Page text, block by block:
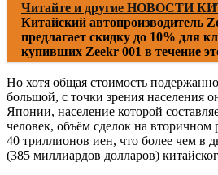
Читайте и другие НОВОСТИ
Китайский автопроизводитель
предлагает скидку до 10% для
купивших Zeekr 001 в течение
Но хотя общая стоимость
большой, с точки зрения населения
Японии, население которой
человек, объём сделок на вторичном
40 триллионов иен, что более чем в
(385 миллиардов долларов)